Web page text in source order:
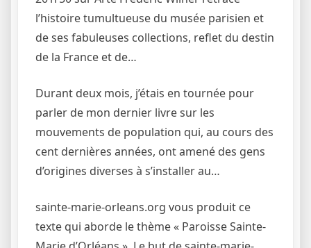
l’histoire tumultueuse du musée parisien et
de ses fabuleuses collections, reflet du destin
de la France et de…
Durant deux mois, j’étais en tournée pour
parler de mon dernier livre sur les
mouvements de population qui, au cours des
cent dernières années, ont amené des gens
d’origines diverses à s’installer au…
sainte-marie-orleans.org vous produit ce
texte qui aborde le thème « Paroisse Sainte-